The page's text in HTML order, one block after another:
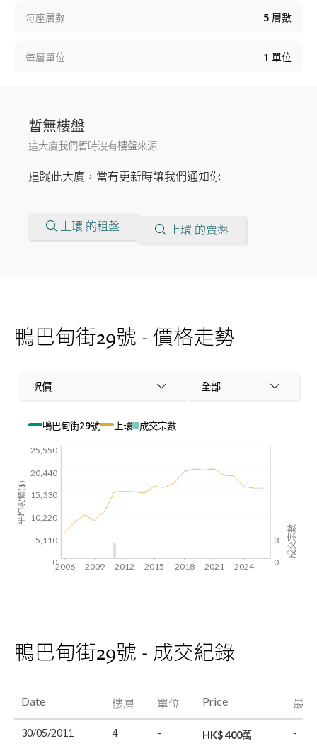
每座層數 5 層數
每層單位 1 單位
暫無樓盤
這大廈我們暫時沒有樓盤來源
追蹤此大廈，當有更新時讓我們通知你
上環 的租盤 上環 的賣盤
鴨巴甸街29號 - 價格走勢
呎價 全部
鴨巴甸街29號 上環 成交宗數
3
0
2006 2009 2012 2015 2018 2021 2024
成交宗數
25,550
20,440
15,330
10,220
5,110
0
平均呎價($)
鴨巴甸街29號 - 成交紀錄
Date 樓層 單位 Price 最
30/05/2011 4 - HK$ 400萬 -